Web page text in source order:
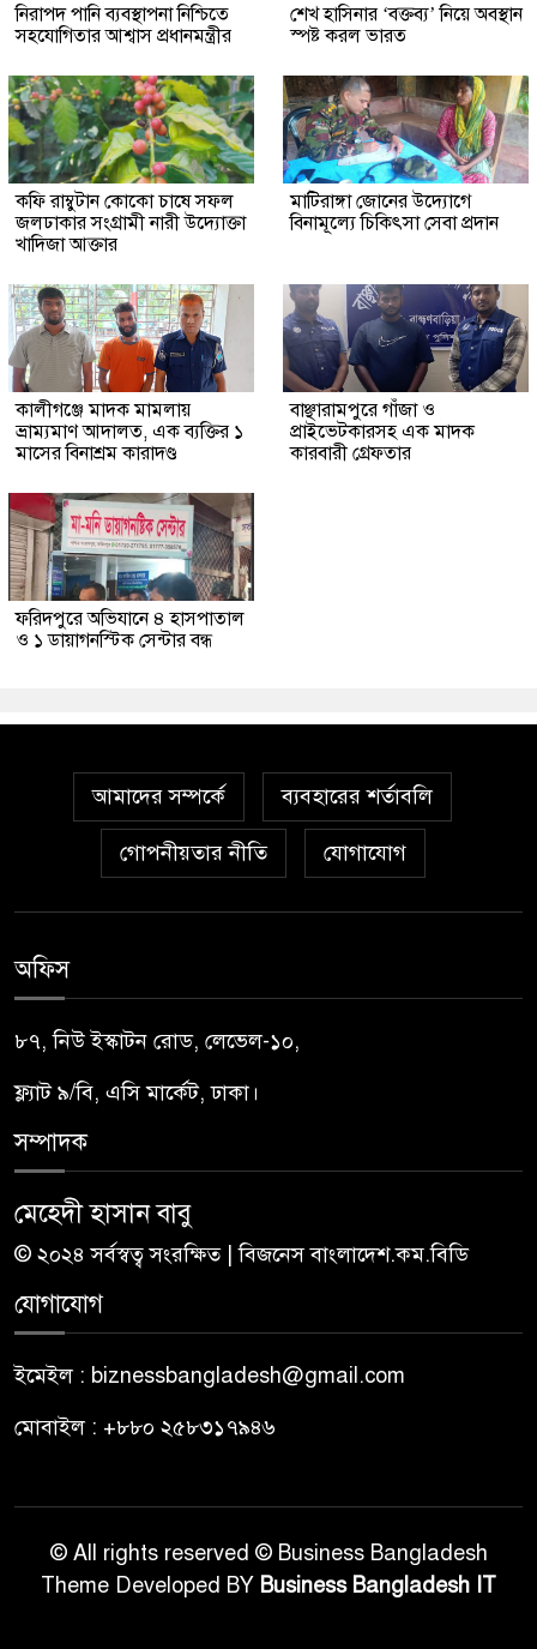
নিরাপদ পানি ব্যবস্থাপনা নিশ্চিতে
সহযোগিতার আশ্বাস প্রধানমন্ত্রীর
শেখ হাসিনার ‘বক্তব্য’ নিয়ে অবস্থান
স্পষ্ট করল ভারত
কফি রাম্বুটান কোকো চাষে সফল
জলঢাকার সংগ্রামী নারী উদ্যোক্তা
খাদিজা আক্তার
মাটিরাঙ্গা জোনের উদ্যোগে
বিনামূল্যে চিকিৎসা সেবা প্রদান
কালীগঞ্জে মাদক মামলায়
ভ্রাম্যমাণ আদালত, এক ব্যক্তির ১
মাসের বিনাশ্রম কারাদণ্ড
বাঞ্ছারামপুরে গাঁজা ও
প্রাইভেটকারসহ এক মাদক
কারবারী গ্রেফতার
ফরিদপুরে অভিযানে ৪ হাসপাতাল
ও ১ ডায়াগনস্টিক সেন্টার বন্ধ
আমাদের সম্পর্কে ব্যবহারের শর্তাবলি
গোপনীয়তার নীতি যোগাযোগ
অফিস
৮৭, নিউ ইস্কাটন রোড, লেভেল-১০,
ফ্ল্যাট ৯/বি, এসি মার্কেট, ঢাকা।
সম্পাদক
মেহেদী হাসান বাবু
© ২০২৪ সর্বস্বত্ব সংরক্ষিত | বিজনেস বাংলাদেশ.কম.বিডি
যোগাযোগ
ইমেইল : biznessbangladesh@gmail.com
মোবাইল : +৮৮০ ২৫৮৩১৭৯৪৬
© All rights reserved © Business Bangladesh
Theme Developed BY Business Bangladesh IT